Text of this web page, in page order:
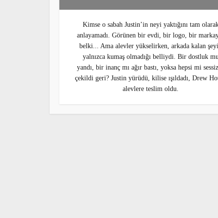
Kimse o sabah Justin’in neyi yaktığını
olarak anlayamadı. Görünen bir evdi,
logo, bir markaydı belki... Ama alevler
yükselirken, arkada kalan şeyin
kumaş olmadığı belliydi. Bir dostluk
yandı, bir inanç mı ağır bastı, yoksa
mi sessizce çekildi geri? Justin yürüdü,